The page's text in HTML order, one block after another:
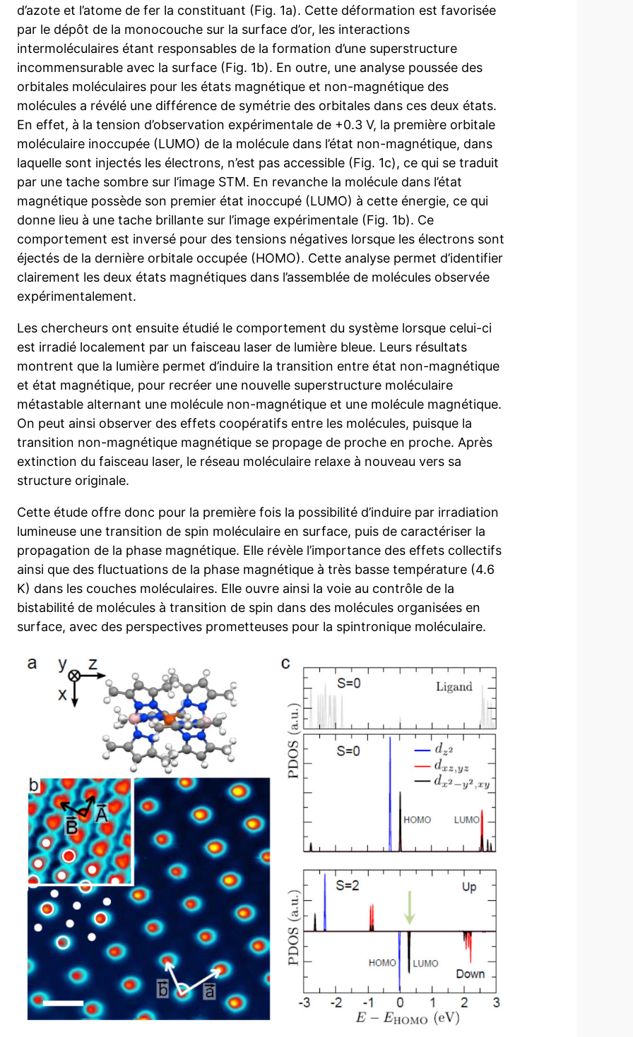
d’azote et l’atome de fer la constituant (Fig. 1a). Cette déformation est favorisée
par le dépôt de la monocouche sur la surface d’or, les interactions
intermoléculaires étant responsables de la formation d’une superstructure
incommensurable avec la surface (Fig. 1b). En outre, une analyse poussée des
orbitales moléculaires pour les états magnétique et non-magnétique des
molécules a révélé une différence de symétrie des orbitales dans ces deux états.
En effet, à la tension d’observation expérimentale de +0.3 V, la première orbitale
moléculaire inoccupée (LUMO) de la molécule dans l’état non-magnétique, dans
laquelle sont injectés les électrons, n’est pas accessible (Fig. 1c), ce qui se traduit
par une tache sombre sur l’image STM. En revanche la molécule dans l’état
magnétique possède son premier état inoccupé (LUMO) à cette énergie, ce qui
donne lieu à une tache brillante sur l’image expérimentale (Fig. 1b). Ce
comportement est inversé pour des tensions négatives lorsque les électrons sont
éjectés de la dernière orbitale occupée (HOMO). Cette analyse permet d’identifier
clairement les deux états magnétiques dans l’assemblée de molécules observée
expérimentalement.
Les chercheurs ont ensuite étudié le comportement du système lorsque celui-ci
est irradié localement par un faisceau laser de lumière bleue. Leurs résultats
montrent que la lumière permet d’induire la transition entre état non-magnétique
et état magnétique, pour recréer une nouvelle superstructure moléculaire
métastable alternant une molécule non-magnétique et une molécule magnétique.
On peut ainsi observer des effets coopératifs entre les molécules, puisque la
transition non-magnétique magnétique se propage de proche en proche. Après
extinction du faisceau laser, le réseau moléculaire relaxe à nouveau vers sa
structure originale.
Cette étude offre donc pour la première fois la possibilité d’induire par irradiation
lumineuse une transition de spin moléculaire en surface, puis de caractériser la
propagation de la phase magnétique. Elle révèle l’importance des effets collectifs
ainsi que des fluctuations de la phase magnétique à très basse température (4.6
K) dans les couches moléculaires. Elle ouvre ainsi la voie au contrôle de la
bistabilité de molécules à transition de spin dans des molécules organisées en
surface, avec des perspectives prometteuses pour la spintronique moléculaire.